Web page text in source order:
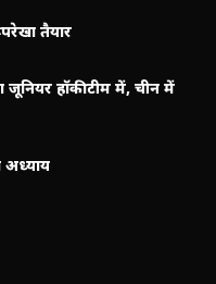
तैयार
जूनियर हॉकी टीम में, चीन में
अध्याय